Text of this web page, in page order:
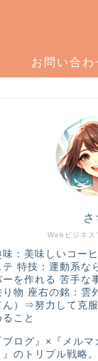
お問い合わ
Webビジネス
さ
味：美味しいコー
テ 特技：運動系な
ーを作れる 苦手な
り物 座右の銘：雲
ん）⇒努力して克
ること
ブログ』×『メル
』のトリプル戦略